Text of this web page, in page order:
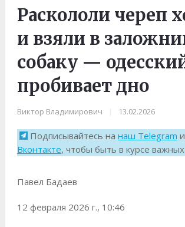
Раскололи череп
и взяли в
собаку —
пробивает дно
Виктор Владимирович 13.02.2026
Подписывайтесь на наш Telegram
Вконтакте, чтобы быть в курсе
Павел Бадаев
12 февраля 2026 г., 10:46